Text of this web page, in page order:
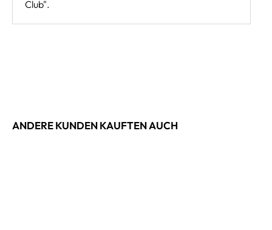
Club".
ANDERE KUNDEN KAUFTEN AUCH